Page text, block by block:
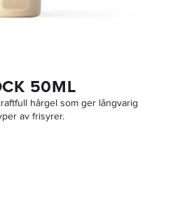
50ML
hårgel som ger långvarig
av frisyrer.